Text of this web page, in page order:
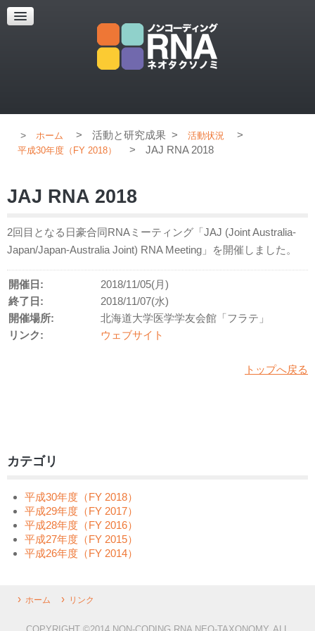
超解像顕微鏡
超解像顕微鏡の紹介
ホーム > 活動と研究成果 > 活動状況 >
平成30年度（FY 2018） > JAJ RNA 2018
JAJ RNA 2018
2回目となる日豪合同RNAミーティング「JAJ (Joint Australia-
Japan/Japan-Australia Joint) RNA Meeting」を開催しました。
開催日:
2018/11/05(月)
終了日:
2018/11/07(水)
開催場所:
北海道大学医学学友会館「フラテ」
リンク:
ウェブサイト
トップへ戻る
カテゴリ
平成30年度（FY 2018）
平成29年度（FY 2017）
平成28年度（FY 2016）
平成27年度（FY 2015）
平成26年度（FY 2014）
ホーム リンク